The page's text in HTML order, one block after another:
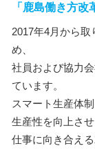
「鹿島働き方
2017年4月から
め、
社員および協力
ています。
スマート生産体
生産性を向上さ
仕事に向き合え